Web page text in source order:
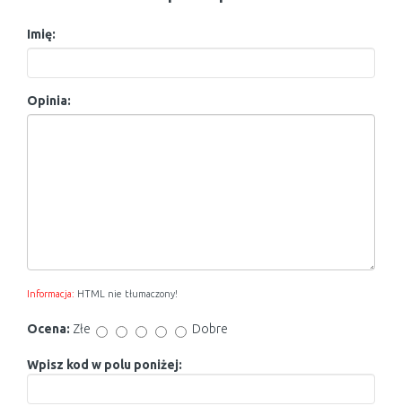
Imię:
Opinia:
Informacja: HTML nie tłumaczony!
Ocena: Złe Dobre
Wpisz kod w polu poniżej: